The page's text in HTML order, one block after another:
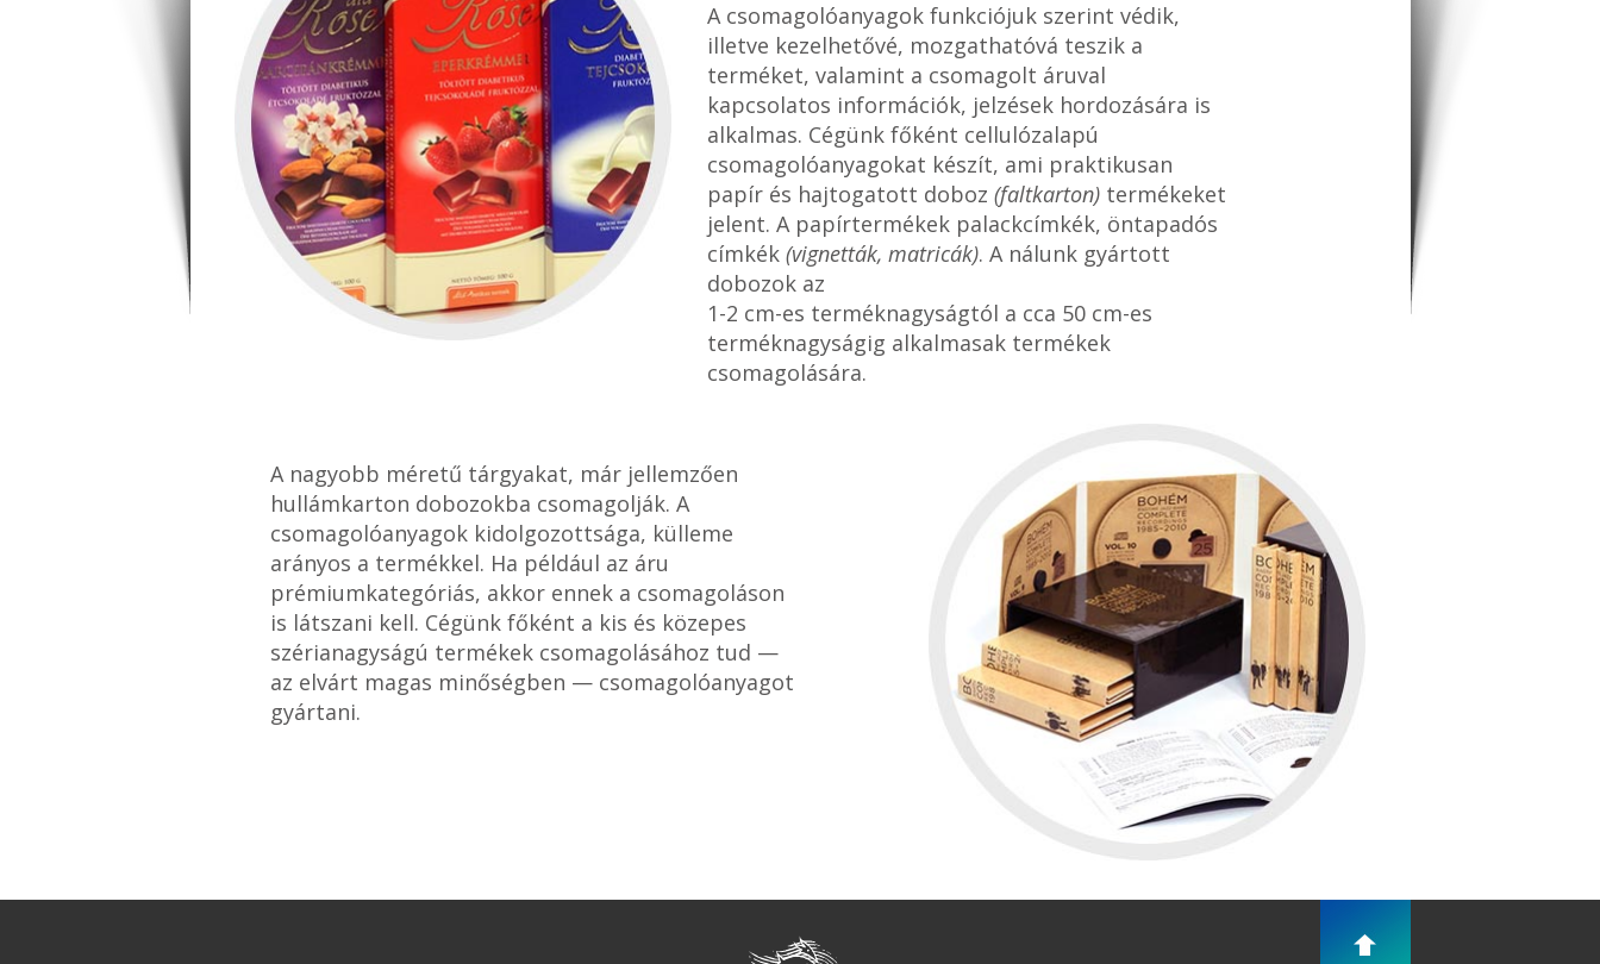
A csomagolóanyagok funkciójuk szerint védik,
illetve kezelhetővé, mozgathatóvá teszik a
terméket, valamint a csomagolt áruval
kapcsolatos információk, jelzések hordozására is
alkalmas. Cégünk főként cellulózalapú
csomagolóanyagokat készít, ami praktikusan
papír és hajtogatott doboz (faltkarton) termékeket
jelent. A papírtermékek palackcímkék, öntapadós
címkék (vignetták, matricák). A nálunk gyártott
dobozok az
1-2 cm-es terméknagyságtól a cca 50 cm-es
terméknagyságig alkalmasak termékek
csomagolására.
A nagyobb méretű tárgyakat, már jellemzően
hullámkarton dobozokba csomagolják. A
csomagolóanyagok kidolgozottsága, külleme
arányos a termékkel. Ha például az áru
prémiumkategóriás, akkor ennek a csomagoláson
is látszani kell. Cégünk főként a kis és közepes
szérianagyságú termékek csomagolásához tud —
az elvárt magas minőségben — csomagolóanyagot
gyártani.